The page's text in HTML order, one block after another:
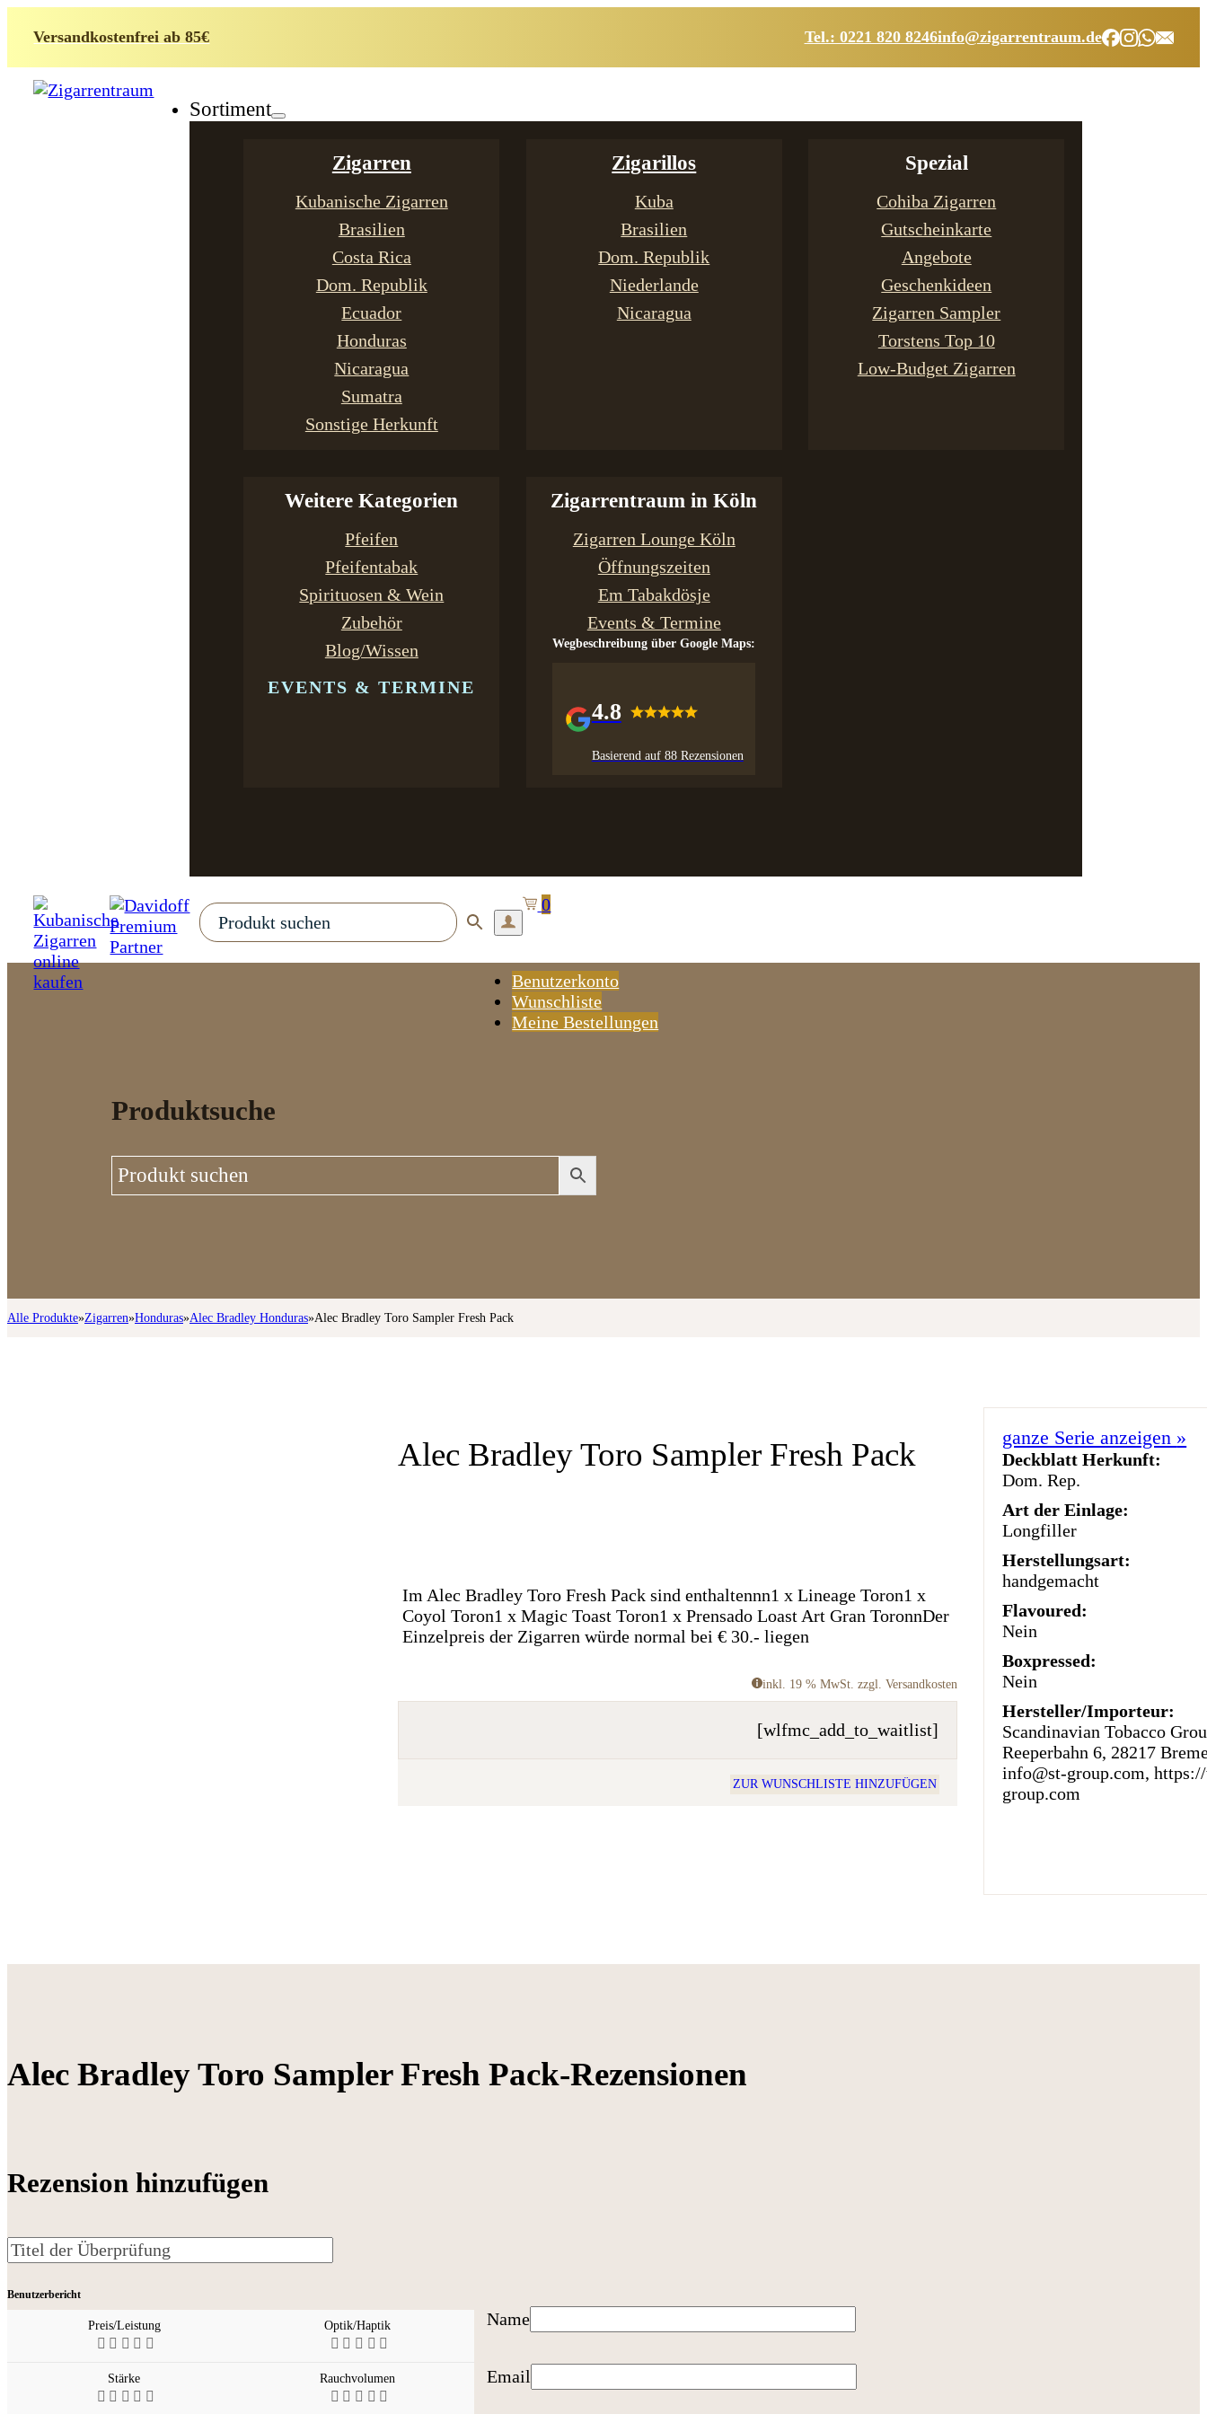
Versandkostenfrei ab 85€ Tel.: 0221 820 8246info@zigarrentraum.de
Sortiment
Zigarren
Kubanische Zigarren
Brasilien
Costa Rica
Dom. Republik
Ecuador
Honduras
Nicaragua
Sumatra
Sonstige Herkunft
Zigarillos
Kuba
Brasilien
Dom. Republik
Niederlande
Nicaragua
Spezial
Cohiba Zigarren
Gutscheinkarte
Angebote
Geschenkideen
Zigarren Sampler
Torstens Top 10
Low-Budget Zigarren
Weitere Kategorien
Pfeifen
Pfeifentabak
Spirituosen & Wein
Zubehör
Blog/Wissen
EVENTS & TERMINE
Zigarrentraum in Köln
Zigarren Lounge Köln
Öffnungszeiten
Em Tabakdösje
Events & Termine
Wegbeschreibung über Google Maps:
4.8
Basierend auf 88 Rezensionen
Benutzerkonto
Wunschliste
Meine Bestellungen
0
Produktsuche
Alle Produkte»Zigarren»Honduras»Alec Bradley Honduras»Alec Bradley Toro Sampler Fresh Pack
Alec Bradley Toro Sampler Fresh Pack
Im Alec Bradley Toro Fresh Pack sind enthaltennn1 x Lineage Toron1 x
Coyol Toron1 x Magic Toast Toron1 x Prensado Loast Art Gran ToronnDer
Einzelpreis der Zigarren würde normal bei € 30.- liegen
inkl. 19 % MwSt. zzgl. Versandkosten
[wlfmc_add_to_waitlist]
ZUR WUNSCHLISTE HINZUFÜGEN
ganze Serie anzeigen »
Deckblatt Herkunft:
Dom. Rep.
Art der Einlage:
Longfiller
Herstellungsart:
handgemacht
Flavoured:
Nein
Boxpressed:
Nein
Hersteller/Importeur:
Scandinavian Tobacco
Reeperbahn 6, 28217
info@st-group.com,
group.com
Alec Bradley Toro Sampler Fresh Pack-Rezensionen
Rezension hinzufügen
Benutzerbericht
Preis/Leistung Optik/Haptik
Stärke Rauchvolumen
Name
Email